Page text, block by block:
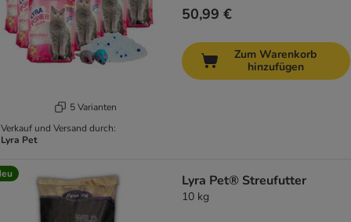
5 Varianten
Verkauf und Versand durch:
Lyra Pet
50,99 €
Zum Warenkorb
hinzufügen
Lyra Pet® Streufutter
10 kg